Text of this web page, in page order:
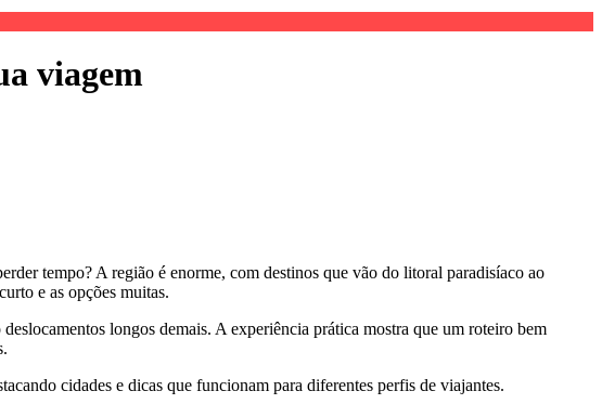
viagem
tempo? A região é enorme, com destinos que vão do litoral paradisíaco ao
e as opções muitas.
longos demais. A experiência prática mostra que um roteiro bem
cidades e dicas que funcionam para diferentes perfis de viajantes.